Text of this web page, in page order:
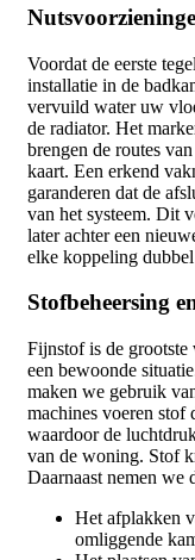
Voordat de eerste
installatie in de
vervuild water uw
de radiator. Het
brengen de routes
kaart. Een erkend
garanderen dat de
van het systeem. Dit
later achter een
elke koppeling
Stofbeheersing
Fijnstof is de grootste
een bewoonde
maken we gebruik
machines voeren stof
waardoor de
van de woning. Stof
Daarnaast nemen we
Het afplakken
omliggende